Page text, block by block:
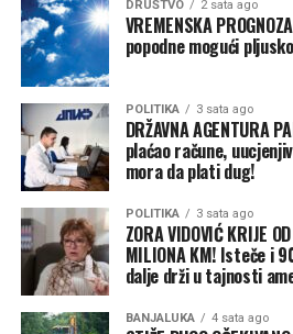
pokazala ozbiljne razlike među
Vrhovnog suda.
Sudije Klarens Tomas (Clarence
(Samuel Alito) i Nil Gorsuč (Neil
sa većinom. Tomas i Gorsuč
tumačenje prema kojem 14.
državljanstvo djece stranaca
Kavano je, s druge strane, glasao
ne može opstati, ali je svoj
saveznom zakonu, a ne na istom
kao petočlana većina.
DRUŠTVO 2 sata ago
VREMENSKA
popodne mogući
POLITIKA 3 sata ago
DRŽAVNA AGENTURA
plaćao račune,
mora da plati dug!
POLITIKA 3 sata ago
ZORA VIDOVIĆ KRIJE
MILIONA KM! Isteče i
dalje drži u tajnosti
BANJALUKA 4 sata ago